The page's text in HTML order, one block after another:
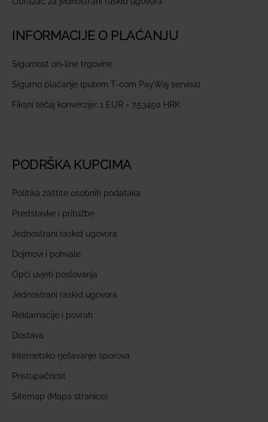
INFORMACIJE O PLAĆANJU
Sigurnost on-line trgovine
Sigurno plaćanje (putem T-com PayWaj servisa)
Fiksni tečaj konverzije: 1 EUR = 7,53450 HRK
PODRŠKA KUPCIMA
Politika zaštite osobnih podataka
Predstavke i pritužbe
Jednostrani raskid ugovora
Dojmovi i pohvale
Opći uvjeti poslovanja
Jednostrani raskid ugovora
Reklamacije i povrati
Dostava
Internetsko rješavanje sporova
Pristupačnost
Sitemap (Mapa stranice)